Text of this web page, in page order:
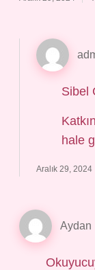
Sibel
hale
Aralık 29, 2024
Aydan